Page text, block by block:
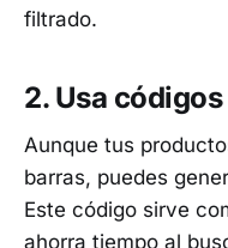
filtrado.
2. Usa
Aunque tus
barras, puedes
Este código sirve
ahorra tiempo al